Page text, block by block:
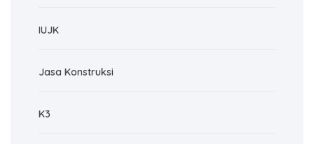
IUJK
Jasa Konstruksi
K3